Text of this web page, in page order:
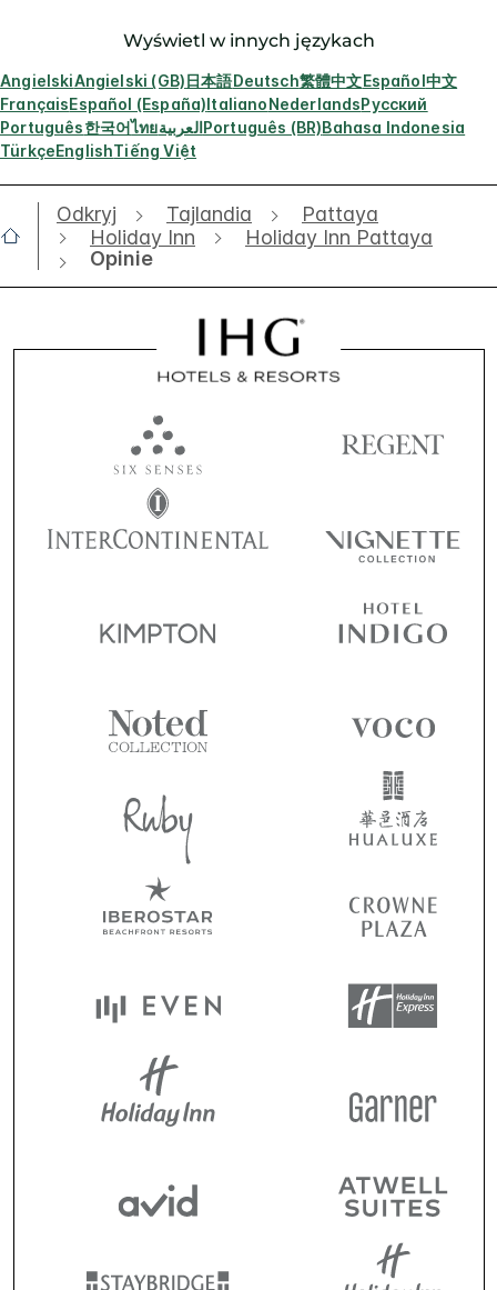
Wyświetl w innych językach
AngielskiAngielski (GB)日本語Deutsch繁體中文Español中文
FrançaisEspañol (España)ItalianoNederlandsРусский
Português한국어ไทยالعربيةPortuguês (BR)Bahasa Indonesia
TürkçeEnglishTiếng Việt
Odkryj Tajlandia
Pattaya
Holiday Inn
Holiday Inn Pattaya
Opinie